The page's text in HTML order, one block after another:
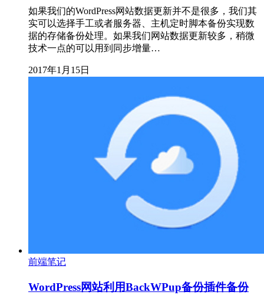
如果我们的WordPress网站数据更新并不是很多，我们其
实可以选择手工或者服务器、主机定时脚本备份实现数
据的存储备份处理。如果我们网站数据更新较多，稍微
技术一点的可以用到同步增量…
2017年1月15日
前端笔记
WordPress网站利用BackWPup备份插件备份